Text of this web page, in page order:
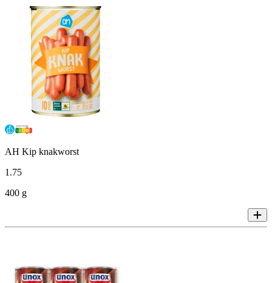
AH Kip knakworst
1.75
400 g